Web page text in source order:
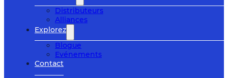
Distributeurs
Alliances
Explorez
Blogue
Evénements
Contact